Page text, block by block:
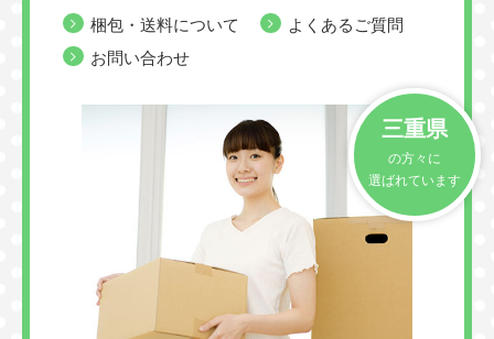
梱包・送料について
よくあるご質問
お問い合わせ
三重県
の方々に
選ばれています